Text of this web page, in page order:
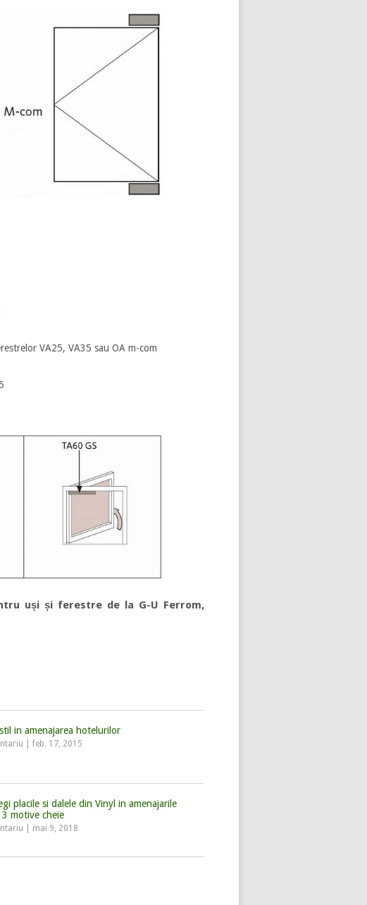
VA25, VA35 sau OA m-com
uși și ferestre de la G-U Ferrom,
in amenajarea hotelurilor
|feb. 17, 2015
placile si dalele din Vinyl in amenajarile
3 motive cheie
mai 9, 2018